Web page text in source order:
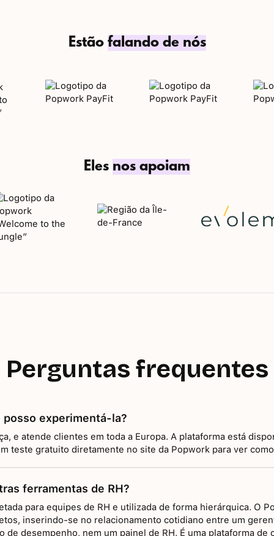
Estão falando de nós
Eles nos apoiam
Perguntas frequentes
posso experimentá-la?
e atende clientes em toda a Europa. A plataforma está
teste gratuito diretamente no site da Popwork para ver
ferramentas de RH?
para equipes de RH e utilizada de forma hierárquica. O
inserindo-se no relacionamento cotidiano entre um
de desempenho, nem um painel de RH. É uma plataforma